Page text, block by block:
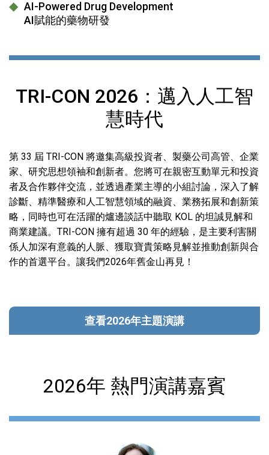
AI-Powered Drug Development
AI賦能的藥物研發
TRI-CON 2026：邁入人工智
慧時代
第 33 屆 TRI-CON 將邀集高級投資者、製藥公司高管、企業
家、研究思想領袖和創新者。您將可在親密互動單元和投資
者及合作夥伴交流，並透過產業主導的小組討論，深入了解
診斷、精準醫療和人工智慧領域的融資、業務拓展和創新策
略，同時也可在活躍的爐邊談話中聽取 KOL 的坦誠見解和
商業建議。TRI-CON 擁有超過 30 年的經驗，是主要利害關
係人加深有意義的人脈、獲取寶貴策略見解並推動創新與合
作的首選平台。讓我們2026年舊金山再見！
查看2026年主題演講
2026年 熱門演講嘉賓